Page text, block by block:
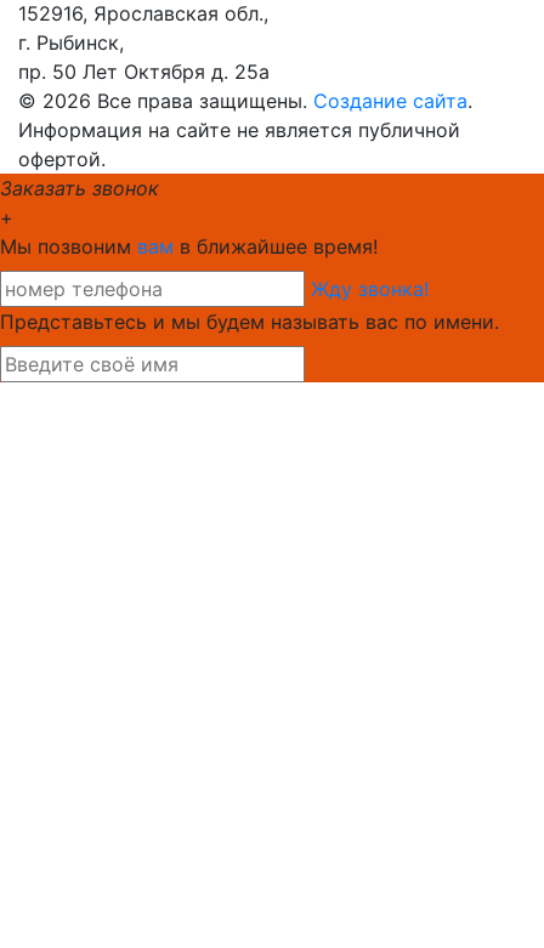
152916, Ярославская обл.,
г. Рыбинск,
пр. 50 Лет Октября д. 25а
© 2026 Все права защищены. Создание сайта.
Информация на сайте не является публичной
офертой.
Заказать звонок
+
Мы позвоним вам в ближайшее время!
Жду звонка!
Представьтесь и мы будем называть вас по имени.